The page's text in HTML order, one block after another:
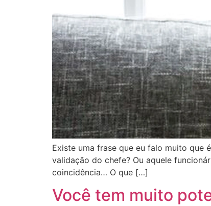
Existe uma frase que eu falo muito que
validação do chefe? Ou aquele
coincidência… O que […]
Você tem muito